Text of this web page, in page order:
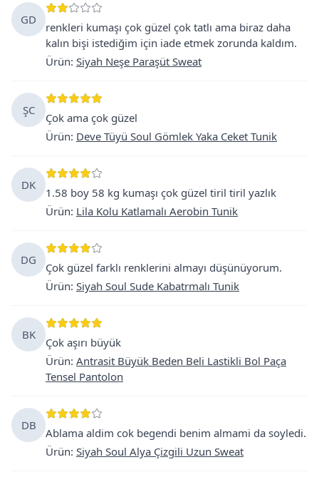
GD
renkleri kumaşı çok güzel çok tatlı ama biraz daha
kalın bişi istediğim için iade etmek zorunda kaldım.
Ürün: Siyah Neşe Paraşüt Sweat
ŞC
Çok ama çok güzel
Ürün: Deve Tüyü Soul Gömlek Yaka Ceket Tunik
DK
1.58 boy 58 kg kumaşı çok güzel tiril tiril yazlık
Ürün: Lila Kolu Katlamalı Aerobin Tunik
DG
Çok güzel farklı renklerini almayı düşünüyorum.
Ürün: Siyah Soul Sude Kabatrmalı Tunik
BK
Çok aşırı büyük
Ürün: Antrasit Büyük Beden Beli Lastikli Bol Paça
Tensel Pantolon
DB
Ablama aldim cok begendi benim almami da soyledi.
Ürün: Siyah Soul Alya Çizgili Uzun Sweat